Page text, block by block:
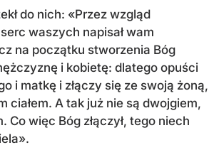
do nich: «Przez wzgląd
waszych napisał wam
na początku stworzenia Bóg
i kobietę: dlatego opuści
i matkę i złączy się ze swoją żoną,
ciałem. A tak już nie są dwojgiem,
Co więc Bóg złączył, tego niech